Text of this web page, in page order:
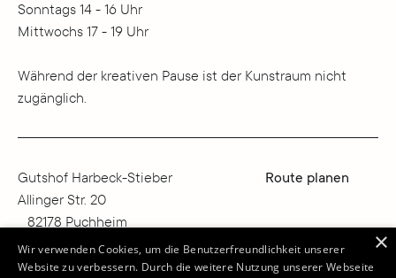
Sonntags 14 - 16 Uhr
Mittwochs 17 - 19 Uhr
Während der kreativen Pause ist der Kunstraum nicht
zugänglich.
Gutshof Harbeck-Stieber
Allinger Str. 20
82178 Puchheim
Deutschland
Route planen
×
Wir verwenden Cookies, um die Benutzerfreundlichkeit unserer
Website zu verbessern. Durch die weitere Nutzung unserer Webseite